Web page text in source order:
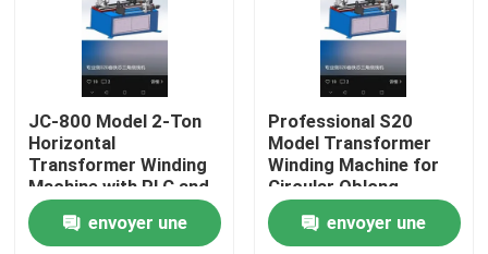
Aperçu
Produits
A propos de nous
JC-800 Model 2-Ton
Horizontal
Transformer Winding
Machine with PLC and
Servo Motor System
and Double Head
envoyer une
Professional S20
Model Transformer
Winding Machine for
Circular Oblong
Elliptical Rectangular
Coils with Iron Core
envoyer une